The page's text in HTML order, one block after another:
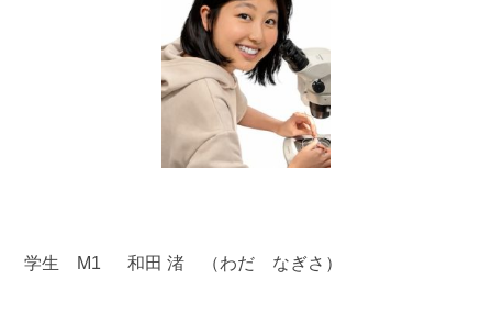
学生 M1 和田 渚 （わだ なぎさ）